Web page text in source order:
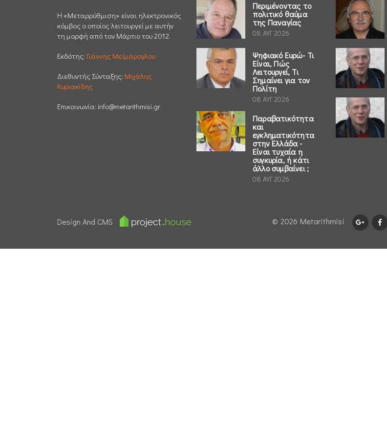
H «Μεταρρύθμιση» είναι ηλεκτρονικός
κόμβος ο οποίος λειτουργεί με αυτήν
τη μορφή από τον Μάρτιο του 2012.
Εκδότης: Γιάννης Μεϊμάρογλου
Διεθυντής Σύνταξης: Μιχάλης
Κυριακίδης
Επικοινωνία: info@metarithmisi.gr
Περιμένοντας το
πολιτικό θαύμα
της Παναγίας
08 ΑΥΓ 2026
Ψηφιακό Ευρώ- Τι
Είναι, Πώς
Λειτουργεί, Τι
Σημαίνει για τον
Πολίτη
08 ΑΥΓ 2026
Παραβατικότητα
και
εγκληματικότητα
στην Ελλάδα -
Είναι τυχαία η
συγκυρία, ή κάτι
άλλο συμβαίνει ;
08 ΑΥΓ 2026
Design And CMS © 2026 Μetarithmisi